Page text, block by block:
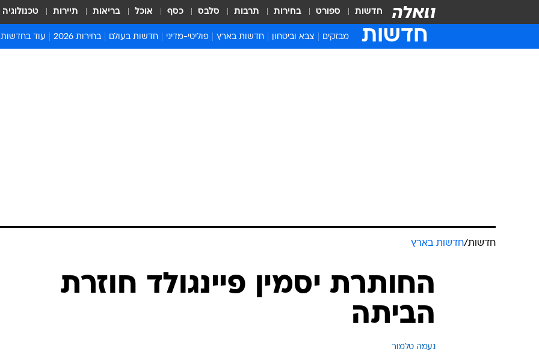
חדשות ספורט בחירות תרבות סלבס כסף אוכל בריאות תיירות טכנולוגיה
חדשות מבזקים צבא וביטחון חדשות בארץ פוליטי-מדיני חדשות בעולם בחירות 2026 עוד בחדשות
חדשות/חדשות בארץ
החותרת יסמין פיינגולד חוזרת
הביתה
נעמה טלמור